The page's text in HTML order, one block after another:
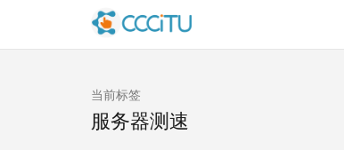
当前标签
服务器测速